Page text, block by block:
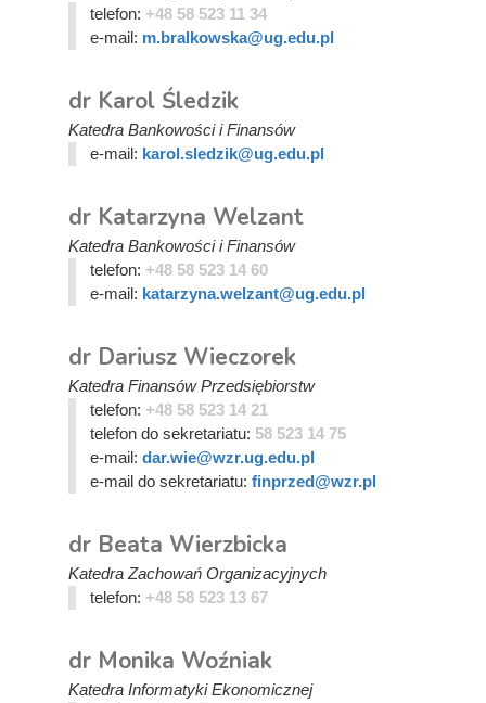
telefon: +48 58 523 11 34
e-mail: m.bralkowska@ug.edu.pl
dr Karol Śledzik
Katedra Bankowości i Finansów
e-mail: karol.sledzik@ug.edu.pl
dr Katarzyna Welzant
Katedra Bankowości i Finansów
telefon: +48 58 523 14 60
e-mail: katarzyna.welzant@ug.edu.pl
dr Dariusz Wieczorek
Katedra Finansów Przedsiębiorstw
telefon: +48 58 523 14 21
telefon do sekretariatu: 58 523 14 75
e-mail: dar.wie@wzr.ug.edu.pl
e-mail do sekretariatu: finprzed@wzr.pl
dr Beata Wierzbicka
Katedra Zachowań Organizacyjnych
telefon: +48 58 523 13 67
dr Monika Woźniak
Katedra Informatyki Ekonomicznej